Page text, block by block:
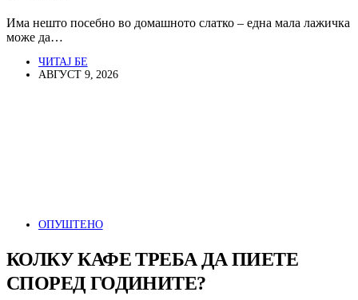
Има нешто посебно во домашното слатко – една мала лажичка
може да…
ЧИТАЈ БЕ
АВГУСТ 9, 2026
ОПУШТЕНО
КОЛКУ КАФЕ ТРЕБА ДА ПИЕТЕ
СПОРЕД ГОДИНИТЕ?